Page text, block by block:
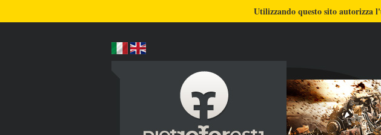
COSA FACCIO ULTIMI LAVORI
Utilizzando questo sito autorizza